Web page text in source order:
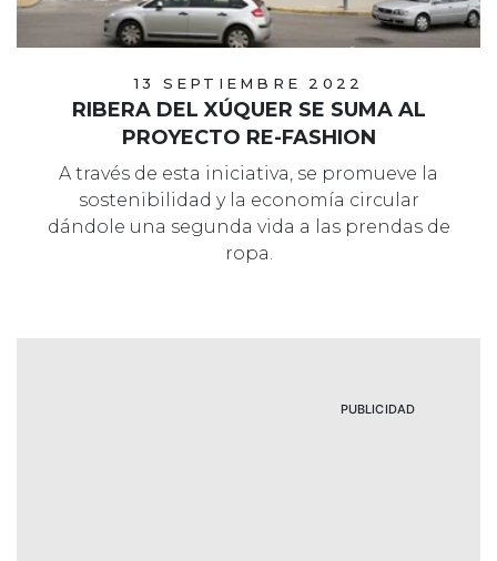
13 SEPTIEMBRE 2022
RIBERA DEL XÚQUER SE SUMA AL
PROYECTO RE-FASHION
A través de esta iniciativa, se promueve la
sostenibilidad y la economía circular
dándole una segunda vida a las prendas de
ropa.
PUBLICIDAD